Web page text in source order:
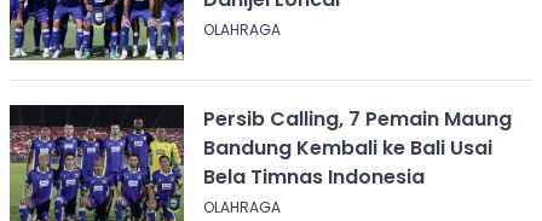
OLAHRAGA
Persib Calling, 7 Pemain Maung
Bandung Kembali ke Bali Usai
Bela Timnas Indonesia
OLAHRAGA